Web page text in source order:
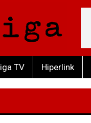
TV Hiperlink